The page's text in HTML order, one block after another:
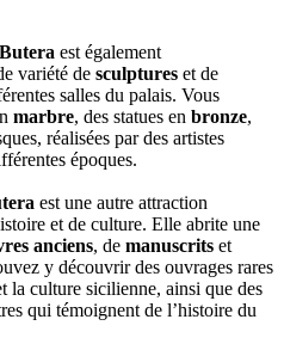
est également
variété de sculptures et de
salles du palais. Vous
marbre, des statues en bronze,
réalisées par des artistes
époques.
est une autre attraction
et de culture. Elle abrite une
anciens, de manuscrits et
y découvrir des ouvrages rares
la culture sicilienne, ainsi que des
qui témoignent de l’histoire du